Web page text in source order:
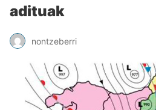
adituak
nontzeberri